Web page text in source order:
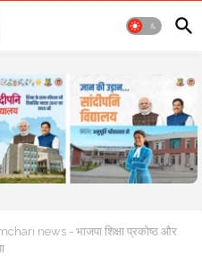
news - भाजपा शिक्षा प्रकोष्ठ और